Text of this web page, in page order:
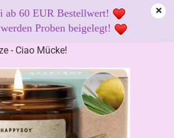
ab 60 EUR Bestellwert!
Proben beigelegt!
- Ciao Mücke!